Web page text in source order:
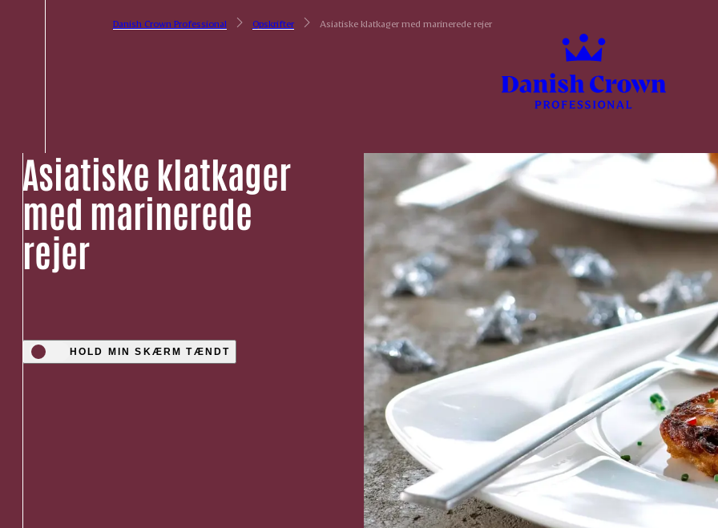
Danish Crown Professional Opskrifter Asiatiske klatkager med marinerede rejer
Asiatiske klatkager
med marinerede
rejer
HOLD MIN SKÆRM TÆNDT